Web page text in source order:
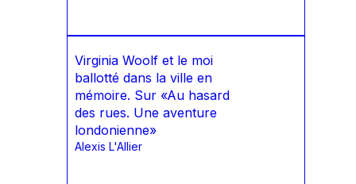
Virginia Woolf et le moi
ballotté dans la ville en
mémoire. Sur «Au hasard
des rues. Une aventure
londonienne»
Alexis L'Allier